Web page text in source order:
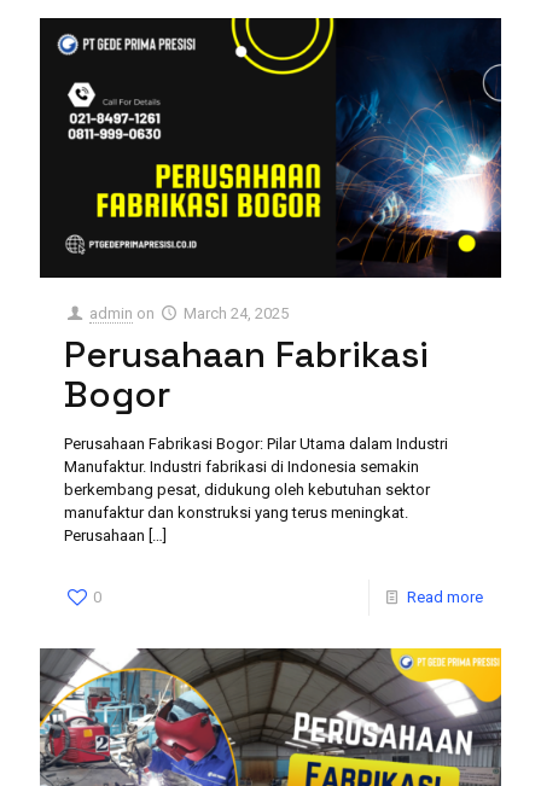
admin on March 24, 2025
Perusahaan Fabrikasi
Bogor
Perusahaan Fabrikasi Bogor: Pilar Utama dalam Industri
Manufaktur. Industri fabrikasi di Indonesia semakin
berkembang pesat, didukung oleh kebutuhan sektor
manufaktur dan konstruksi yang terus meningkat.
Perusahaan […]
0 Read more